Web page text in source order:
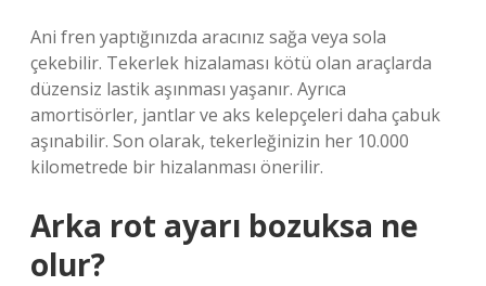
Ani fren yaptığınızda aracınız sağa veya sola
çekebilir. Tekerlek hizalaması kötü olan araçlarda
düzensiz lastik aşınması yaşanır. Ayrıca
amortisörler, jantlar ve aks kelepçeleri daha çabuk
aşınabilir. Son olarak, tekerleğinizin her 10.000
kilometrede bir hizalanması önerilir.
Arka rot ayarı bozuksa ne
olur?